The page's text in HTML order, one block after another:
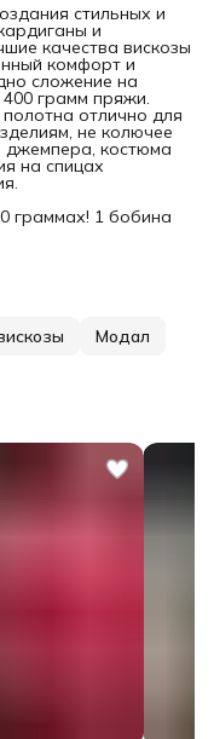
стильных и
и
качества вискозы
комфорт и
сложение на
грамм пряжи.
отлично для
не колючее
джемпера, костюма
на спицах
граммах! 1 бобина
Модал